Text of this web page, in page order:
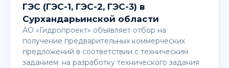
ГЭС (ГЭС-1, ГЭС-2, ГЭС-3) в
Сурхандарьинской области
АО «Гидропроект» объявляет отбор на
получение предварительных коммерческих
предложений в соответствии с техническим
заданием: на разработку технического задания